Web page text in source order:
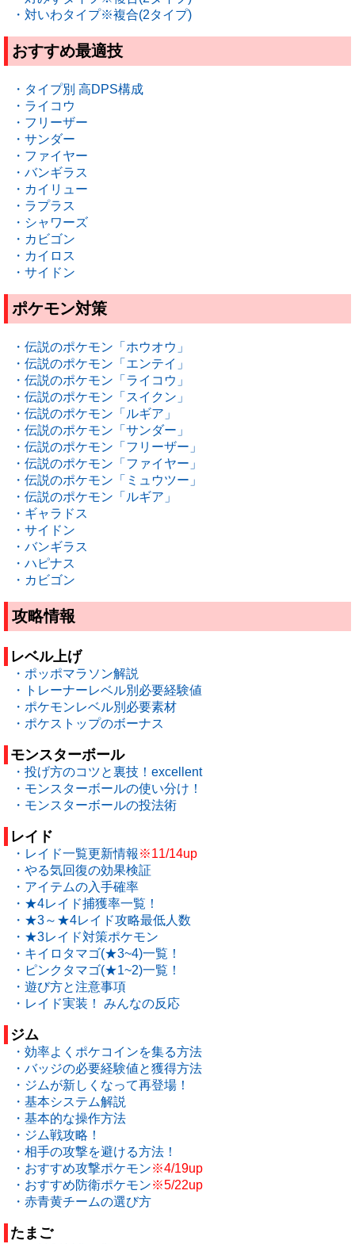
・対いわタイプ※複合(2タイプ)
おすすめ最適技
・タイプ別 高DPS構成
・ライコウ
・フリーザー
・サンダー
・ファイヤー
・バンギラス
・カイリュー
・ラプラス
・シャワーズ
・カビゴン
・カイロス
・サイドン
ポケモン対策
・伝説のポケモン「ホウオウ」
・伝説のポケモン「エンテイ」
・伝説のポケモン「ライコウ」
・伝説のポケモン「スイクン」
・伝説のポケモン「ルギア」
・伝説のポケモン「サンダー」
・伝説のポケモン「フリーザー」
・伝説のポケモン「ファイヤー」
・伝説のポケモン「ミュウツー」
・伝説のポケモン「ルギア」
・ギャラドス
・サイドン
・バンギラス
・ハピナス
・カビゴン
攻略情報
レベル上げ
・ポッポマラソン解説
・トレーナーレベル別必要経験値
・ポケモンレベル別必要素材
・ポケストップのボーナス
モンスターボール
・投げ方のコツと裏技！excellent
・モンスターボールの使い分け！
・モンスターボールの投法術
レイド
・レイド一覧更新情報 ※11/14up
・やる気回復の効果検証
・アイテムの入手確率
・★4レイド捕獲率一覧！
・★3～★4レイド攻略最低人数
・★3レイド対策ポケモン
・キイロタマゴ(★3~4)一覧！
・ピンクタマゴ(★1~2)一覧！
・遊び方と注意事項
・レイド実装！ みんなの反応
ジム
・効率よくポケコインを集る方法
・バッジの必要経験値と獲得方法
・ジムが新しくなって再登場！
・基本システム解説
・基本的な操作方法
・ジム戦攻略！
・相手の攻撃を避ける方法！
・おすすめ攻撃ポケモン※4/19up
・おすすめ防衛ポケモン※5/22up
・赤青黄チームの選び方
たまご